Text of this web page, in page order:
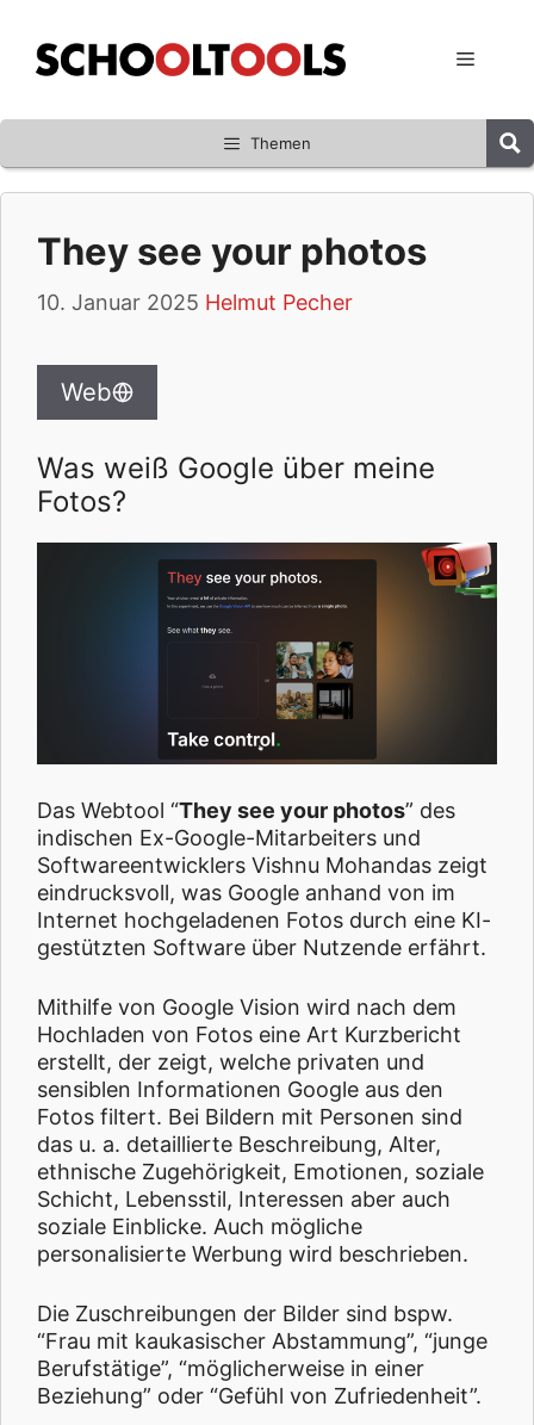
Inhalt
springen
Menü
Themen
They see your photos
10. Januar 2025 Helmut Pecher
Web
Was weiß Google über meine
Fotos?
Das Webtool “They see your photos” des
indischen Ex-Google-Mitarbeiters und
Softwareentwicklers Vishnu Mohandas zeigt
eindrucksvoll, was Google anhand von im
Internet hochgeladenen Fotos durch eine KI-
gestützten Software über Nutzende erfährt.
Mithilfe von Google Vision wird nach dem
Hochladen von Fotos eine Art Kurzbericht
erstellt, der zeigt, welche privaten und
sensiblen Informationen Google aus den
Fotos filtert. Bei Bildern mit Personen sind
das u. a. detaillierte Beschreibung, Alter,
ethnische Zugehörigkeit, Emotionen, soziale
Schicht, Lebensstil, Interessen aber auch
soziale Einblicke. Auch mögliche
personalisierte Werbung wird beschrieben.
Die Zuschreibungen der Bilder sind bspw.
“Frau mit kaukasischer Abstammung”, “junge
Berufstätige”, “möglicherweise in einer
Beziehung” oder “Gefühl von Zufriedenheit”.